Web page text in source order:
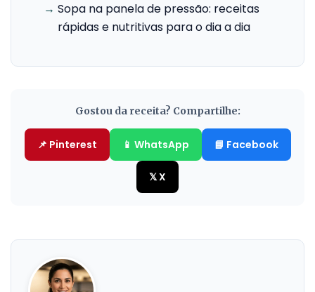
→ Sopa na panela de pressão: receitas
rápidas e nutritivas para o dia a dia
Gostou da receita? Compartilhe:
📌 Pinterest 📱 WhatsApp 📘 Facebook
𝕏 X